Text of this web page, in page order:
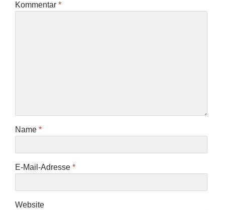
Kommentar *
Name *
E-Mail-Adresse *
Website